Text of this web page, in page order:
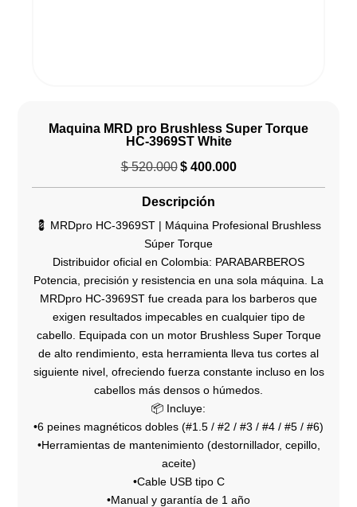
Maquina MRD pro Brushless Super Torque
HC‑3969ST White
$520.000 El
original
era:
$ 520.000.
$400.000El
es:
Descripción
💈 MRDpro HC‑3969ST | Máquina Profesional Brushless
Súper Torque
Distribuidor oficial en Colombia: PARABARBEROS
Potencia, precisión y resistencia en una sola máquina. La
MRDpro HC‑3969ST fue creada para los barberos que
exigen resultados impecables en cualquier tipo de
cabello. Equipada con un motor Brushless Super Torque
de alto rendimiento, esta herramienta lleva tus cortes al
siguiente nivel, ofreciendo fuerza constante incluso en los
cabellos más densos o húmedos.
📦 Incluye:
•6 peines magnéticos dobles (#1.5 / #2 / #3 / #4 / #5 / #6)
•Herramientas de mantenimiento (destornillador, cepillo,
aceite)
•Cable USB tipo C
•Manual y garantía de 1 año